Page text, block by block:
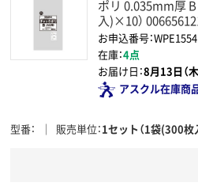
ポリ 0.035mm厚 B
入)×10）
お申込番号：WPE1554
在庫：4点
お届け日：8月13日（木
アスクル在庫商
型番 販売単位 1セット（1袋(300枚